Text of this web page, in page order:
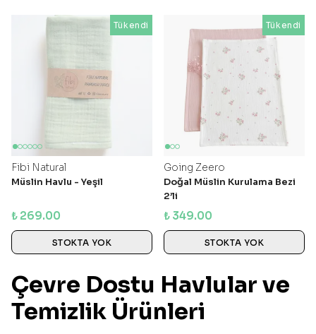
Tükendi Tükendi
Fibi Natural
Müslin Havlu - Yeşil
₺ 269.00
STOKTA YOK
Tükendi
Going Zeero
Doğal Müslin Kurulama Bezi
2’li
₺ 349.00
STOKTA YOK
Çevre Dostu Havlular ve
Temizlik Ürünleri